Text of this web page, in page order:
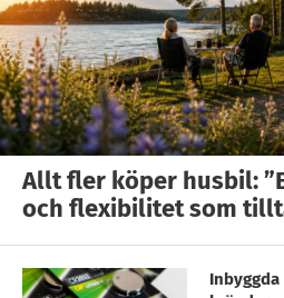
Allt fler köper husbil:
och flexibilitet som